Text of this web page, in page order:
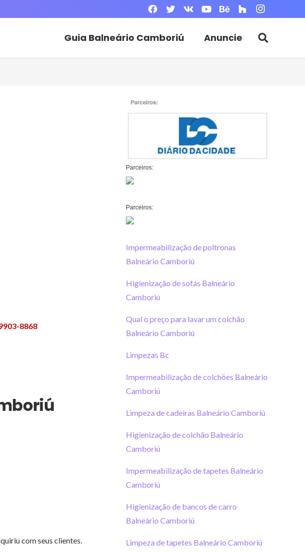
Guia Balneário Camboriú Anuncie
8868
com seus clientes.
Parceiros:
Parceiros:
Impermeabilização de poltronas
Balneário Camboriú
Higienização de sofás Balneário
Camboriú
Qual o preço para lavar um colchão
Balneário Camboriú
Limpezas Bc
Impermeabilização de colchões Balneário
Camboriú
Limpeza de cadeiras Balneário Camboriú
Higienização de colchão Balneário
Camboriú
Impermeabilização de tapetes Balneário
Camboriú
Higienização de bancos de carro
Balneário Camboriú
Limpeza de tapetes Balneário Camboriú